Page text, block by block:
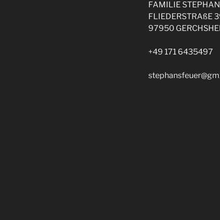
FAMILIE STEPHAN
FLIEDERSTRAßE
97950
+49 171 6435497